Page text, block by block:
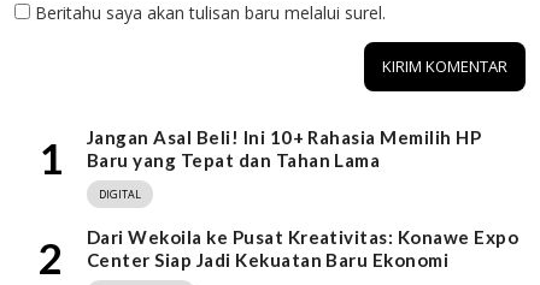
Beritahu saya akan tulisan baru melalui surel.
1
Jangan Asal Beli! Ini 10+ Rahasia Memilih HP
Baru yang Tepat dan Tahan Lama
DIGITAL
2
Dari Wekoila ke Pusat Kreativitas: Konawe Expo
Center Siap Jadi Kekuatan Baru Ekonomi